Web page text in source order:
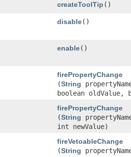
createToolTip ()
disable()
enable()
firePropertyChange
(String
boolean oldValue,
firePropertyChange
(String
int newValue)
fireVetoableChange
(String